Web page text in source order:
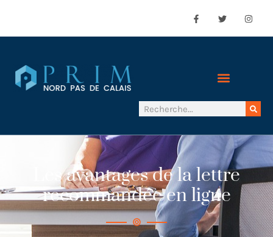
Les avantages de la lettre
recommandée en ligne